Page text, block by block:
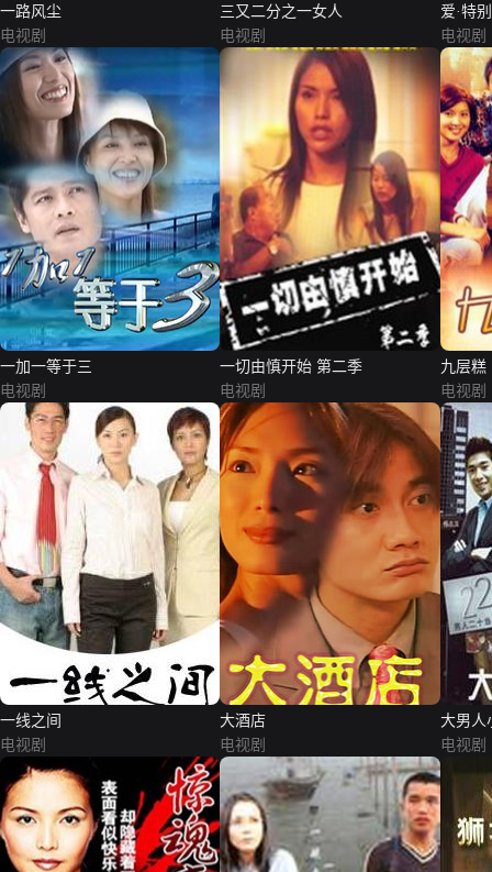
一路风尘
电视剧
三又二分之一女人
电视剧
爱·特
电视剧
一加一等于三
电视剧
一切由慎开始 第二季
电视剧
九层糕
电视剧
一线之间
电视剧
大酒店
电视剧
大男人
电视剧